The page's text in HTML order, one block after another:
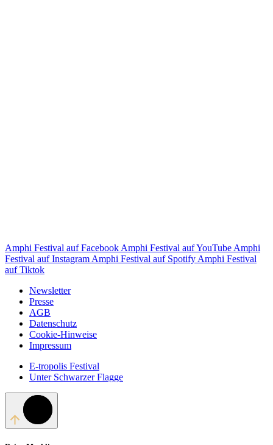
Amphi Festival auf Facebook Amphi Festival auf YouTube Amphi
Festival auf Instagram Amphi Festival auf Spotify Amphi Festival
auf Tiktok
Newsletter
Presse
AGB
Datenschutz
Cookie-Hinweise
Impressum
E-tropolis Festival
Unter Schwarzer Flagge